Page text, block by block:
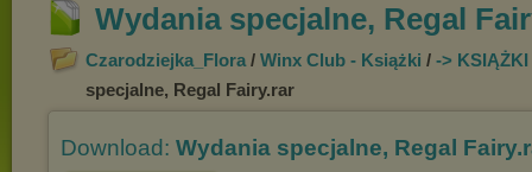
Wydania specjalne, Regal
Czarodziejka_Flora / Winx Club - Książki / ->
specjalne, Regal Fairy.rar
Download: Wydania specjalne, Regal